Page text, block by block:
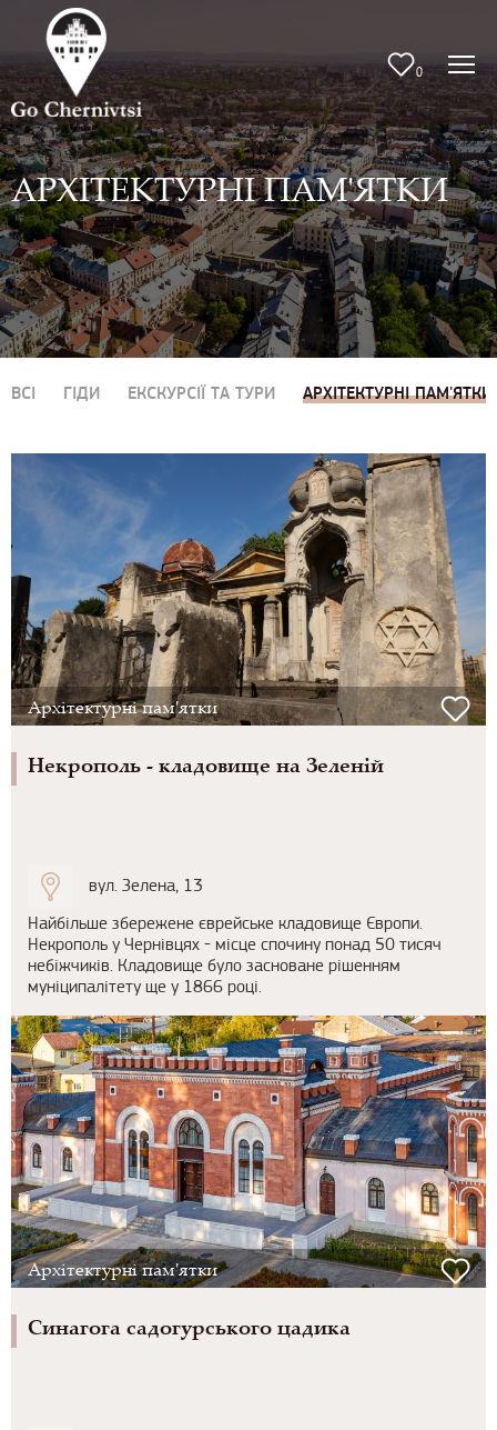
0
АРХІТЕКТУРНІ ПАМ'ЯТКИ
ВСІ ГІДИ ЕКСКУРСІЇ ТА ТУРИ АРХІТЕКТУРНІ ПАМ'ЯТКИ
Архітектурні пам'ятки
Некрополь - кладовище на Зеленій
вул. Зелена, 13
Найбільше збережене єврейське кладовище Європи.
Некрополь у Чернівцях - місце спочину понад 50 тисяч
небіжчиків. Кладовище було засноване рішенням
муніципалітету ще у 1866 році.
Архітектурні пам'ятки
Синагога садогурського цадика